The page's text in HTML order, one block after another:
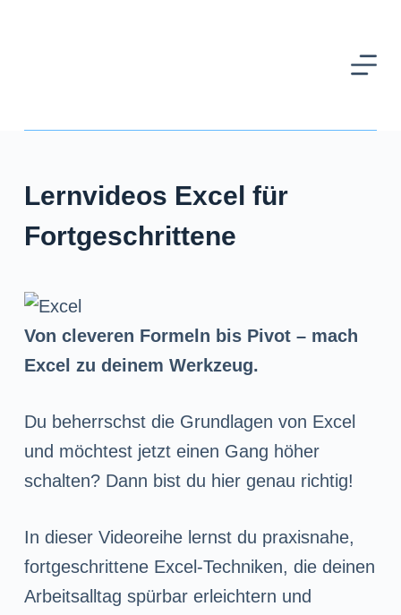
a
s
Lernvideos Excel für
Fortgeschrittene
Von cleveren Formeln bis Pivot – mach
Excel zu deinem Werkzeug.
Du beherrschst die Grundlagen von Excel
und möchtest jetzt einen Gang höher
schalten? Dann bist du hier genau richtig!
In dieser Videoreihe lernst du praxisnahe,
fortgeschrittene Excel-Techniken, die deinen
Arbeitsalltag spürbar erleichtern und